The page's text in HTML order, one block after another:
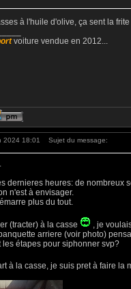
à l'huile d'olive, ça sent la
voiture vendue en 2012...
2024 18:01 Sujet du message:
dernieres heures: de nombreux
n'est à envisager.
plus du tout.
(tracter) à la casse
, je
arriere (voir photo)
les étapes pour siphonner svp?
à la casse, je suis pret à faire